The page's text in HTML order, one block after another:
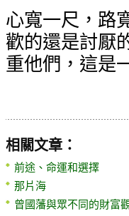
心寬一尺，路
歡的還是討厭
重他們，這是
相關文章：
前途、命運和選擇
那片海
曾國藩與眾不同的財富